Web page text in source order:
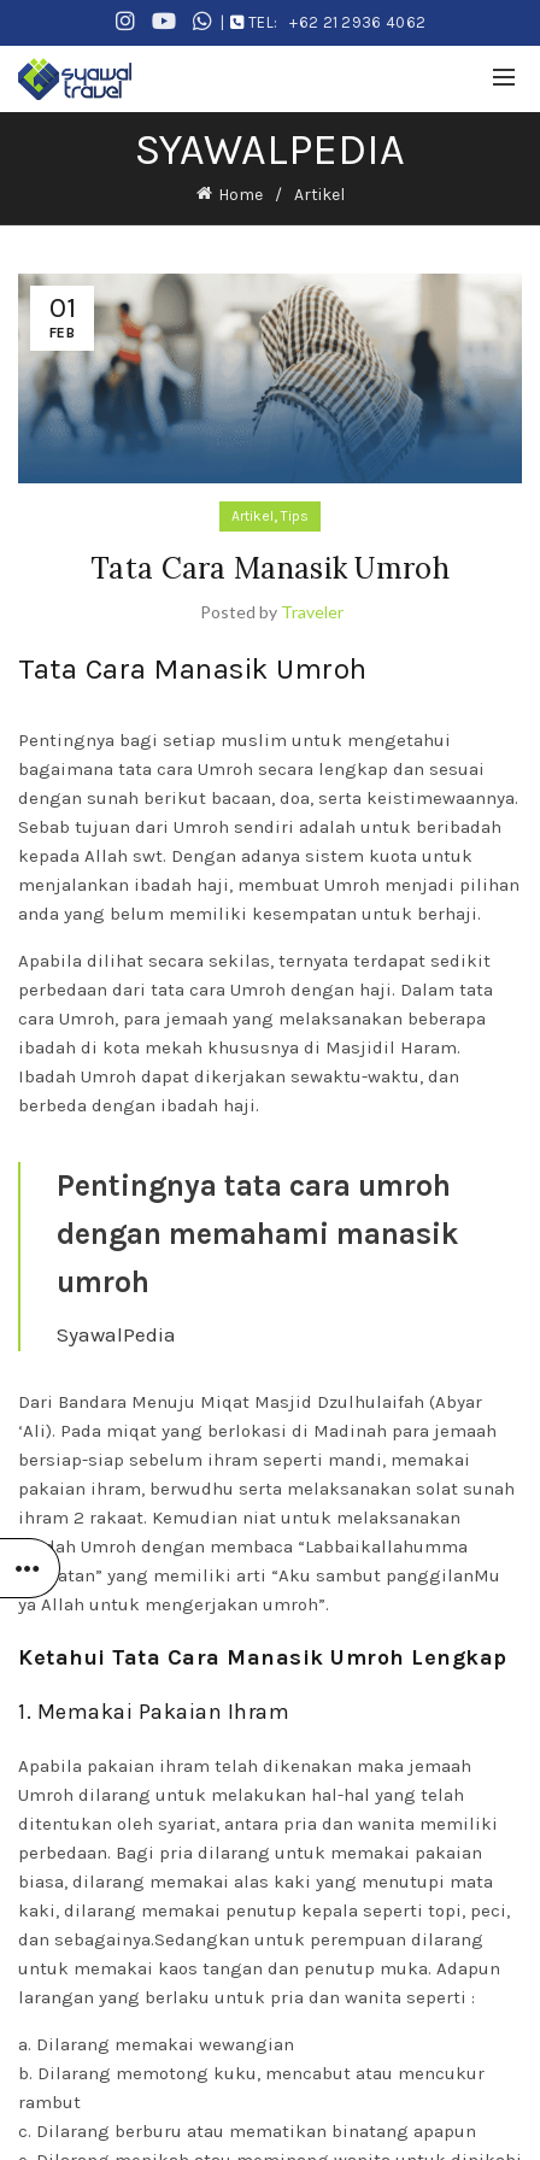
TEL: +62 21 2936 4062
SYAWALPEDIA
Home Artikel
01
FEB
Artikel,Tips
Tata Cara Manasik Umroh
Posted by Traveler
Tata Cara Manasik Umroh
Pentingnya bagi setiap muslim untuk mengetahui
bagaimana tata cara Umroh secara lengkap dan sesuai
dengan sunah berikut bacaan, doa, serta keistimewaannya.
Sebab tujuan dari Umroh sendiri adalah untuk beribadah
kepada Allah swt. Dengan adanya sistem kuota untuk
menjalankan ibadah haji, membuat Umroh menjadi pilihan
anda yang belum memiliki kesempatan untuk berhaji.
Apabila dilihat secara sekilas, ternyata terdapat sedikit
perbedaan dari tata cara Umroh dengan haji. Dalam tata
cara Umroh, para jemaah yang melaksanakan beberapa
ibadah di kota mekah khususnya di Masjidil Haram.
Ibadah Umroh dapat dikerjakan sewaktu-waktu, dan
berbeda dengan ibadah haji.
Pentingnya tata cara umroh
dengan memahami manasik
umroh
SyawalPedia
Dari Bandara Menuju Miqat Masjid Dzulhulaifah (Abyar
‘Ali). Pada miqat yang berlokasi di Madinah para jemaah
bersiap-siap sebelum ihram seperti mandi, memakai
pakaian ihram, berwudhu serta melaksanakan solat sunah
ihram 2 rakaat. Kemudian niat untuk melaksanakan
ibadah Umroh dengan membaca “Labbaikallahumma
‘umratan” yang memiliki arti “Aku sambut panggilanMu
ya Allah untuk mengerjakan umroh”.
Ketahui Tata Cara Manasik Umroh Lengkap
1. Memakai Pakaian Ihram
Apabila pakaian ihram telah dikenakan maka jemaah
Umroh dilarang untuk melakukan hal-hal yang telah
ditentukan oleh syariat, antara pria dan wanita memiliki
perbedaan. Bagi pria dilarang untuk memakai pakaian
biasa, dilarang memakai alas kaki yang menutupi mata
kaki, dilarang memakai penutup kepala seperti topi, peci,
dan sebagainya.Sedangkan untuk perempuan dilarang
untuk memakai kaos tangan dan penutup muka. Adapun
larangan yang berlaku untuk pria dan wanita seperti :
a. Dilarang memakai wewangian
b. Dilarang memotong kuku, mencabut atau mencukur
rambut
c. Dilarang berburu atau mematikan binatang apapun